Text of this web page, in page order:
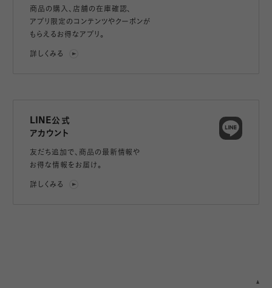
商品の購入、店舗の在庫確認、
アプリ限定のコンテンツやクーポンが
もらえるお得なアプリ。
詳しくみる
LINE公式
アカウント
友だち追加で、 商品の最新情報や
お得な情報をお届け。
詳しくみる